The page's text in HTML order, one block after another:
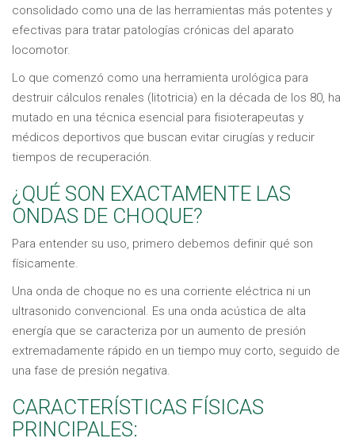
consolidado como una de las herramientas más potentes y
efectivas para tratar patologías crónicas del aparato
locomotor.
Lo que comenzó como una herramienta urológica para
destruir cálculos renales (litotricia) en la década de los 80, ha
mutado en una técnica esencial para fisioterapeutas y
médicos deportivos que buscan evitar cirugías y reducir
tiempos de recuperación.
¿QUÉ SON EXACTAMENTE LAS
ONDAS DE CHOQUE?
Para entender su uso, primero debemos definir qué son
físicamente.
Una onda de choque no es una corriente eléctrica ni un
ultrasonido convencional. Es una onda acústica de alta
energía que se caracteriza por un aumento de presión
extremadamente rápido en un tiempo muy corto, seguido de
una fase de presión negativa.
CARACTERÍSTICAS FÍSICAS
PRINCIPALES: